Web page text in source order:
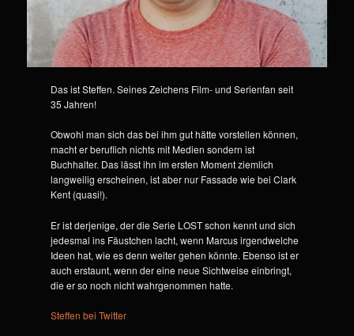
Das ist Steffen. Seines Zeichens Film- und Serienfan seit
35 Jahren!
Obwohl man sich das bei ihm gut hätte vorstellen können,
macht er beruflich nichts mit Medien sondern ist
Buchhalter. Das lässt ihn im ersten Moment ziemlich
langweilig erscheinen, ist aber nur Fassade wie bei Clark
Kent (quasi!).
Er ist derjenige, der die Serie LOST schon kennt und sich
jedesmal ins Fäustchen lacht, wenn Marcus irgendwelche
Ideen hat, wie es denn weiter gehen könnte. Ebenso ist er
auch erstaunt, wenn der eine neue Sichtweise einbringt,
die er so noch nicht wahrgenommen hatte.
Steffen bei Twitter